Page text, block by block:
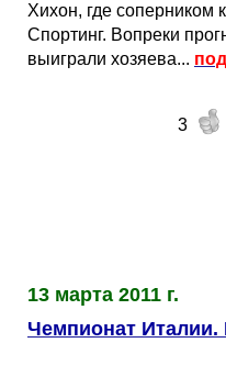
Хихон, где
Спортинг. Вопреки
выиграли хозяева...
3
13 марта 2011 г.
Чемпионат